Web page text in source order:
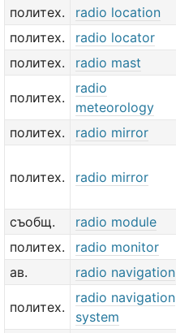
политех. radio location
политех.
radio locator
политех.
radio mast
политех.
radio
meteorology
политех. radio mirror
политех. radio mirror
съобщ.
radio module
политех.
radio monitor
ав.
radio navigation
политех.
radio navigation
system